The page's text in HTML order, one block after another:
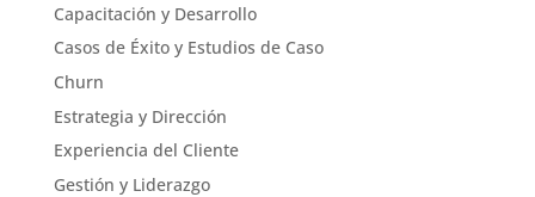
Capacitación y Desarrollo
Casos de Éxito y Estudios de Caso
Churn
Estrategia y Dirección
Experiencia del Cliente
Gestión y Liderazgo